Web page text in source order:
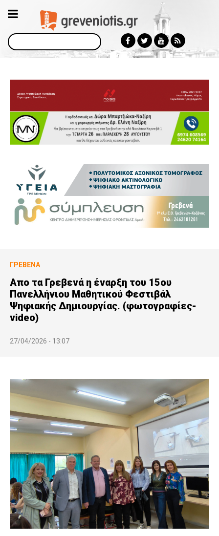
Αναζήτηση
ΓΡΕΒΕΝΆ
Απο τα Γρεβενά η έναρξη του 15ου
Πανελλήνιου Μαθητικού Φεστιβάλ
Ψηφιακής Δημιουργίας. (φωτογραφίες-
video)
27/04/2026 - 13:07